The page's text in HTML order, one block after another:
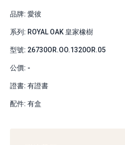
品牌: 愛彼
系列: ROYAL OAK 皇家橡樹
型號: 26730OR.OO.1320OR.05
公價: -
證書: 有證書
配件: 有盒